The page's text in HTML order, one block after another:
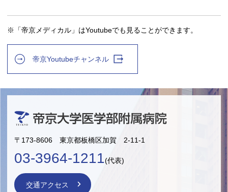
※「帝京メディカル」はYoutubeでも見ることができます。
帝京Youtubeチャンネル
〒173-8606 東京都板橋区加賀 2-11-1
03-3964-1211(代表)
交通アクセス